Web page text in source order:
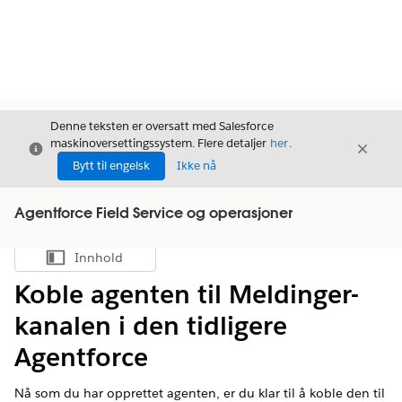
Avslutt
Denne teksten er oversatt med Salesforce
maskinoversettingssystem. Flere detaljer her.
Bytt til engelsk
Ikke nå
Avslutt
Agentforce Field Service og operasjoner
Vis innholdsfortegnelse
Innhold
Koble agenten til Meldinger-
kanalen i den tidligere
Agentforce
Nå som du har opprettet agenten, er du klar til å koble den til